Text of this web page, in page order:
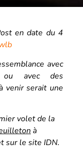
en date du 4
avec
ou avec des
venir serait une
volet de la
à
sur le site IDN.